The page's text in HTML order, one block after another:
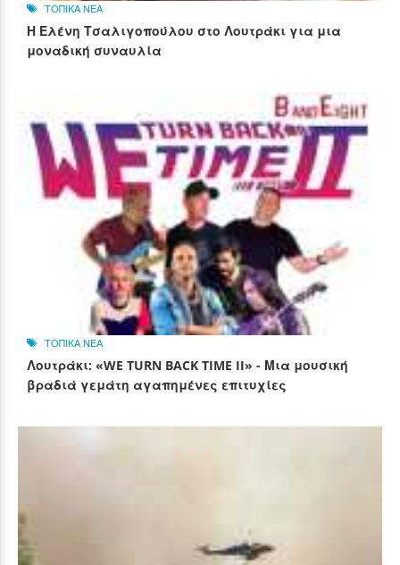
ΤΟΠΙΚΑ ΝΕΑ
Η Ελένη Τσαλιγοπούλου στο Λουτράκι για μια
μοναδική συναυλία
ΤΟΠΙΚΑ ΝΕΑ
Λουτράκι: «WE TURN BACK TIME II» - Μια μουσική
βραδιά γεμάτη αγαπημένες επιτυχίες